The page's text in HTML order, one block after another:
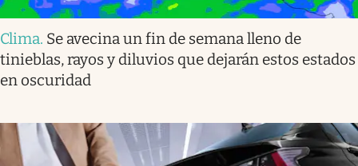
Clima. Se avecina un fin de semana lleno de
tinieblas, rayos y diluvios que dejarán estos estados
en oscuridad